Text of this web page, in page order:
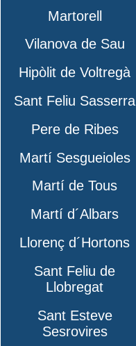
Martorell
Vilanova de Sau
Hipòlit de Voltregà
Sant Feliu Sasserra
Pere de Ribes
Martí Sesgueioles
Martí de Tous
Martí d´Albars
Llorenç d´Hortons
Sant Feliu de
Llobregat
Sant Esteve
Sesrovires